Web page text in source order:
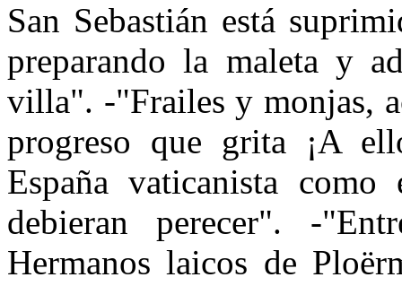
San Sebastián está
preparando la maleta y
villa". -"Frailes y monjas,
progreso que grita ¡A
España vaticanista
debieran perecer". -
Hermanos laicos de